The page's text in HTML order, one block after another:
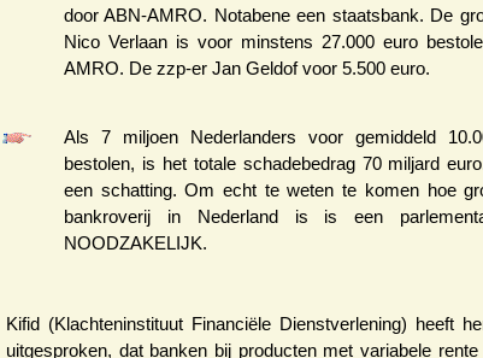
door ABN-AMRO. Notabene een staatsbank. De
Nico Verlaan is voor minstens 27.000 euro
AMRO. De zzp-er Jan Geldof voor 5.500 euro.
Als 7 miljoen Nederlanders voor gemiddeld
bestolen, is het totale schadebedrag 70 miljard
een schatting. Om echt te weten te komen hoe
bankroverij in Nederland is is een
NOODZAKELIJK.
Kifid (Klachteninstituut Financiële Dienstverlening) heeft
uitgesproken, dat banken bij producten met variabele